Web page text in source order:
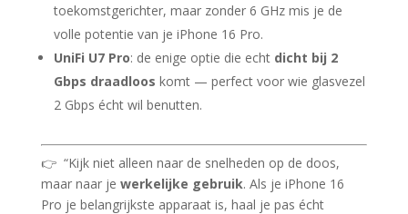
toekomstgerichter, maar zonder 6 GHz mis je de
volle potentie van je iPhone 16 Pro.
UniFi U7 Pro: de enige optie die echt dicht bij 2
Gbps draadloos komt — perfect voor wie glasvezel
2 Gbps écht wil benutten.
👉 “Kijk niet alleen naar de snelheden op de doos,
maar naar je werkelijke gebruik. Als je iPhone 16
Pro je belangrijkste apparaat is, haal je pas écht